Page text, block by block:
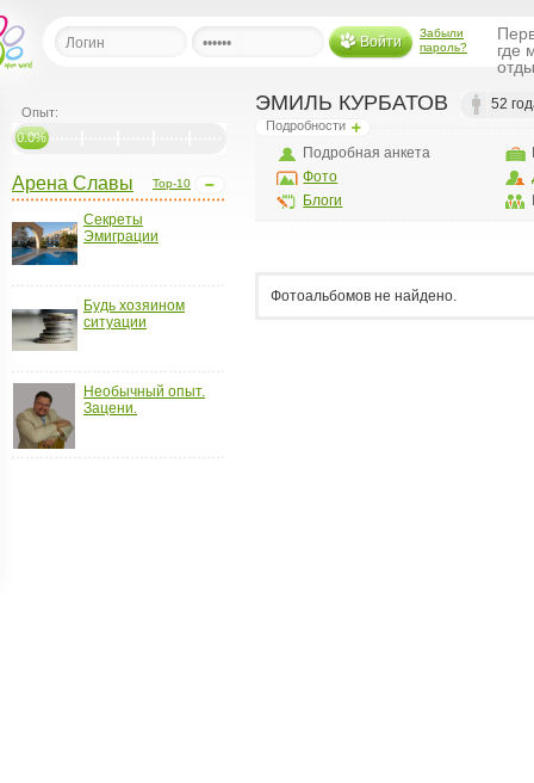
Войти
Забыли
пароль?
где
друзей
Опыт:
0.0%
Top-10
Арена Славы
Секреты
Эмиграции
Будь хозяином
ситуации
Необычный опыт.
Зацени.
ЭМИЛЬ КУРБАТОВ 52
Подробности
Подробная анкета
Фото
Блоги
Фотоальбомов не найдено.